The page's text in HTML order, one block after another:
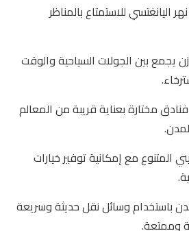
اليانغتسي للاستمتاع بالمناظر
يجمع بين الجولات السياحية والوقت
مختارة بعناية قريبة من المعالم
المتنوع مع إمكانية توفير خيارات
باستخدام وسائل نقل حديثة وسريعة
وممتعة.